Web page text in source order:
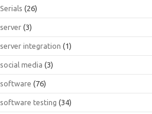
Serials (26)
server (3)
server integration (1)
social media (3)
software (76)
software testing (34)